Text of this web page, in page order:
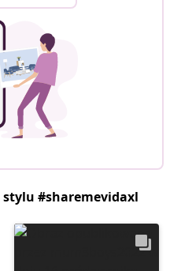
#sharemevidaxl